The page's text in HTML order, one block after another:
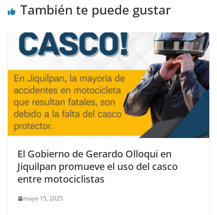
También te puede gustar
El Gobierno de Gerardo Olloqui en
Jiquilpan promueve el uso del casco
entre motociclistas
mayo 15, 2025